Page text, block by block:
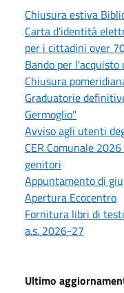
Chiusura estiva
Carta d’identità
per i cittadini over
Bando per
Chiusura
Graduatorie
Germoglio"
Avviso agli utenti
CER Comunale
genitori
Appuntamento di
Apertura Ecocentro
Fornitura libri di
a.s. 2026-27
Ultimo